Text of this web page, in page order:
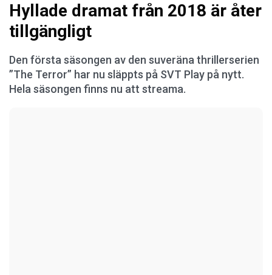
Hyllade dramat från 2018 är åter
tillgängligt
Den första säsongen av den suveräna thrillerserien
”The Terror” har nu släppts på SVT Play på nytt.
Hela säsongen finns nu att streama.